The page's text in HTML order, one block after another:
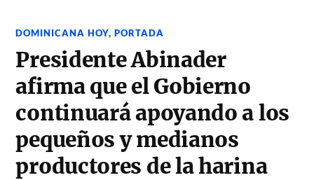
DOMINICANA HOY,PORTADA
Presidente Abinader
afirma que el Gobierno
continuará apoyando a los
pequeños y medianos
productores de la harina